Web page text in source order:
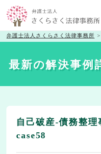
弁護士法人さくらさく法律事務所 >
最新の解決事例
自己破産-債務整理
case58